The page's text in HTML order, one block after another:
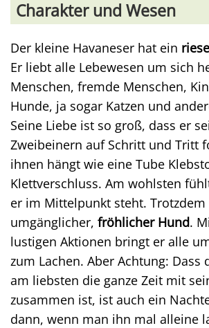
Charakter und Wesen
Der kleine Havaneser hat ein
Er liebt alle Lebewesen um sich
Menschen, fremde Menschen,
Hunde, ja sogar Katzen und
Seine Liebe ist so groß, dass er
Zweibeinern auf Schritt und Tritt
ihnen hängt wie eine Tube
Klettverschluss. Am wohlsten
er im Mittelpunkt steht.
umgänglicher, fröhlicher Hund.
lustigen Aktionen bringt er alle
zum Lachen. Aber Achtung: Dass
am liebsten die ganze Zeit mit
zusammen ist, ist auch ein
dann, wenn man ihn mal alleine